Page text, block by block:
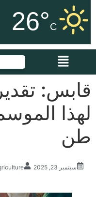
26°C
قابس:
طن
سبتمبر 23, 2025